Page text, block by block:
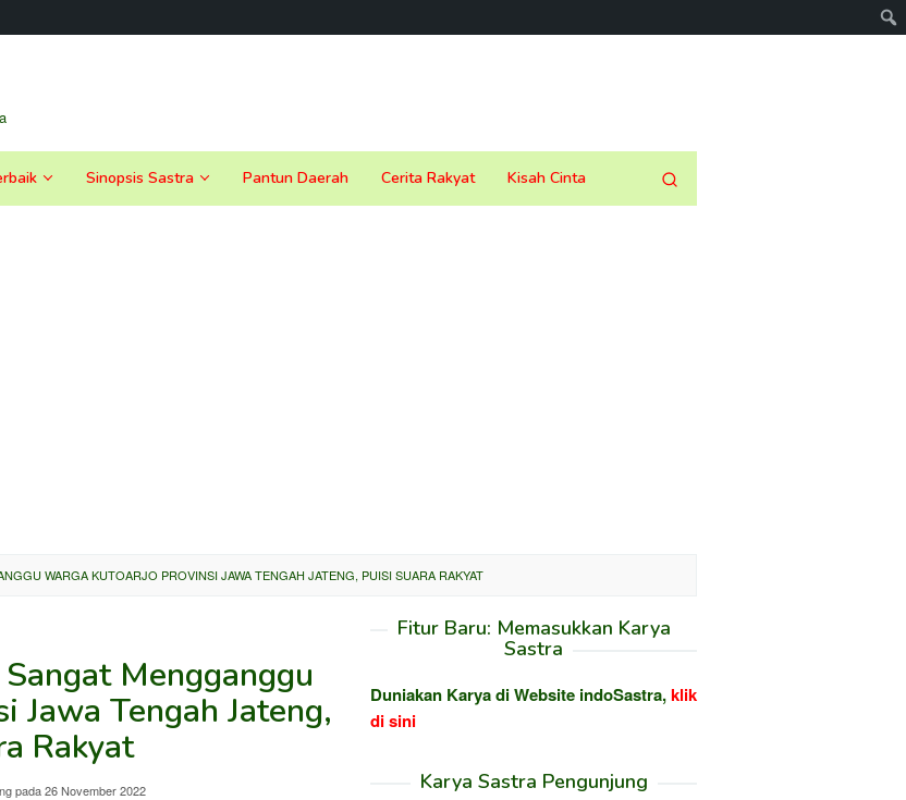
Sinopsis Sastra Pantun Daerah Cerita Rakyat Kisah Cinta
WARGA KUTOARJO PROVINSI JAWA TENGAH JATENG, PUISI SUARA RAKYAT
Mengganggu
Jawa Tengah Jateng,
Rakyat
pada26 November 2022
Fitur Baru: Memasukkan Karya
Sastra
Duniakan Karya di Website indoSastra,klik
di sini
Karya Sastra Pengunjung